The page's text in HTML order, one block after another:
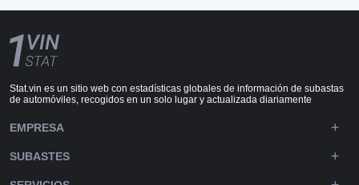
Stat.vin es un sitio web con estadísticas globales de información de subastas
de automóviles, recogidos en un solo lugar y actualizada diariamente
EMPRESA
SUBASTES